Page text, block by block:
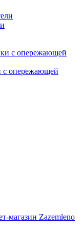
опережающей